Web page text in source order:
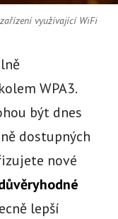
využívající WiFi
WPA3.
být dnes
dostupných
nové
lepší